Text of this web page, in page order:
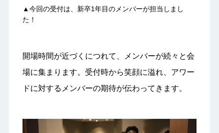
▲今回の受付は、新卒1年目のメンバーが担当しまし
た！
開場時間が近づくにつれて、メンバーが続々と会
場に集まります。受付時から笑顔に溢れ、アワー
ドに対するメンバーの期待が伝わってきます。